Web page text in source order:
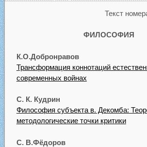
Текст
ФИЛОСОФИЯ
К.О.Добронравов
Трансформация коннотаций
современных войнах
С. К. Кудрин
Философия субъекта в. Декомба:
методологические точки критики
С. В.Фёдоров